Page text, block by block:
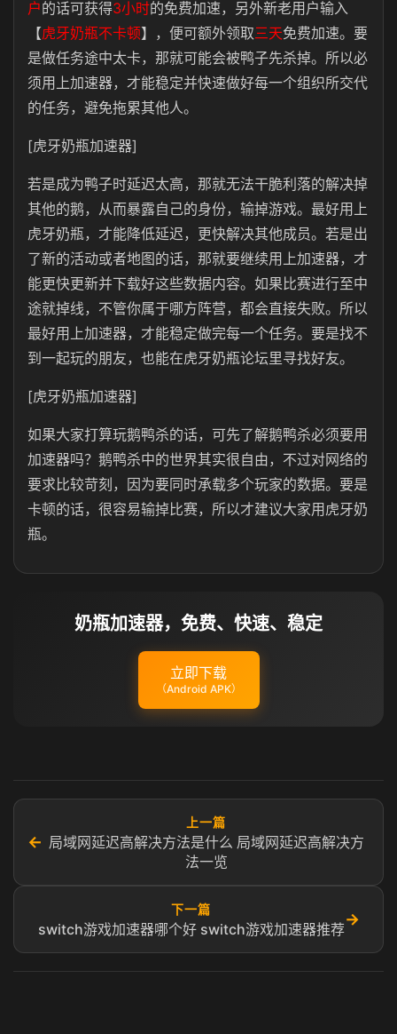
户的话可获得3小时的免费加速，另外新老用户输入
【虎牙奶瓶不卡顿】，便可额外领取三天免费加速。要
是做任务途中太卡，那就可能会被鸭子先杀掉。所以必
须用上加速器，才能稳定并快速做好每一个组织所交代
的任务，避免拖累其他人。
[虎牙奶瓶加速器]
若是成为鸭子时延迟太高，那就无法干脆利落的解决掉
其他的鹅，从而暴露自己的身份，输掉游戏。最好用上
虎牙奶瓶，才能降低延迟，更快解决其他成员。若是出
了新的活动或者地图的话，那就要继续用上加速器，才
能更快更新并下载好这些数据内容。如果比赛进行至中
途就掉线，不管你属于哪方阵营，都会直接失败。所以
最好用上加速器，才能稳定做完每一个任务。要是找不
到一起玩的朋友，也能在虎牙奶瓶论坛里寻找好友。
[虎牙奶瓶加速器]
如果大家打算玩鹅鸭杀的话，可先了解鹅鸭杀必须要用
加速器吗？鹅鸭杀中的世界其实很自由，不过对网络的
要求比较苛刻，因为要同时承载多个玩家的数据。要是
卡顿的话，很容易输掉比赛，所以才建议大家用虎牙奶
瓶。
奶瓶加速器，免费、快速、稳定
立即下载
（Android APK）
←
上一篇
局域网延迟高解决方法是什么 局域网延迟高解决方
法一览
下一篇
switch游戏加速器哪个好 switch游戏加速器推荐
→